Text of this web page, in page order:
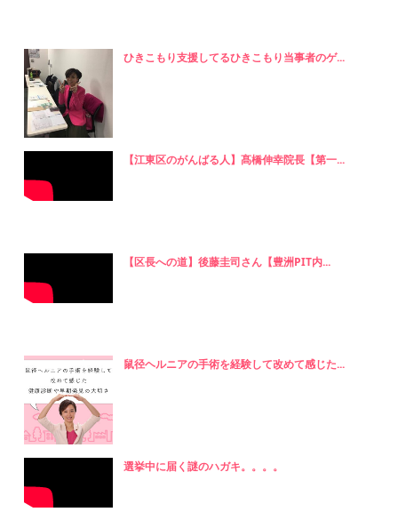
ひきこもり支援してるひきこもり当事者のゲ...
【江東区のがんばる人】髙橋伸幸院長【第一...
【区長への道】後藤圭司さん【豊洲PIT内...
鼠径ヘルニアの手術を経験して改めて感じた...
選挙中に届く謎のハガキ。。。。